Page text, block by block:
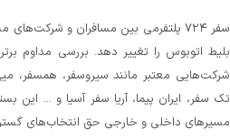
سفر ۷۲۴ پلتفرمی بین مسافران و
بلیط اتوبوس را تغییر دهد. بررسی مداوم
شرکت‌هایی معتبر مانند سیروسفر، همسفر،
تک سفر، ایران پیما، آریا سفر آسیا و ... این
مسیرهای داخلی و خارجی حق انتخاب‌های